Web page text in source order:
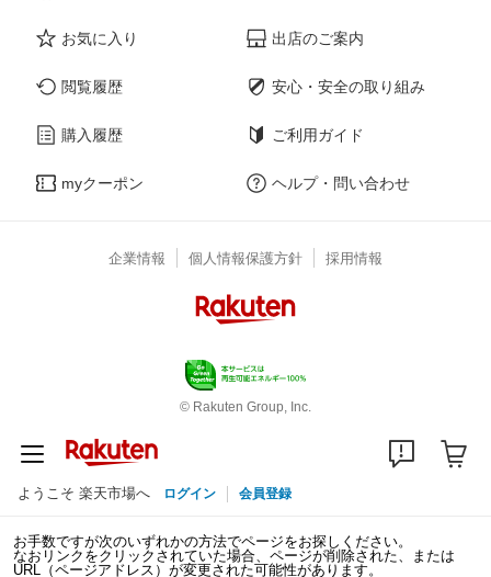
お気に入り
閲覧履歴
購入履歴
myクーポン
出店のご案内
安心・安全の取り組み
ご利用ガイド
ヘルプ・問い合わせ
企業情報 個人情報保護方針 採用情報
© Rakuten Group, Inc.
ようこそ 楽天市場へ ログイン 会員登録
お手数ですが次のいずれかの方法でページをお探しください。
なおリンクをクリックされていた場合、ページが削除された、または
URL（ページアドレス）が変更された可能性があります。